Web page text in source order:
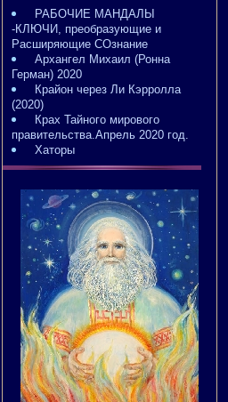
РАБОЧИЕ МАНДАЛЫ
-КЛЮЧИ, преобразующие и
Расширяющие СОзнание
Архангел Михаил (Ронна
Герман) 2020
Крайон через Ли Кэрролла
(2020)
Крах Тайного мирового
правительства.Апрель 2020 год.
Хаторы